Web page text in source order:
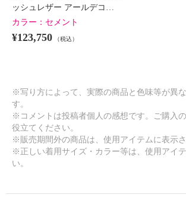
ッシュレザー アールデコ…
カラー： セメント
¥123,750 （税込）
※写り方によって、実際の商品と色味等が異
す。
※コメントは投稿者個人の感想です。ご購入
役立てください。
※販売期間外の商品は、使用アイテムに表示さ
※正しい着用サイズ・カラー等は、使用アイ
い。